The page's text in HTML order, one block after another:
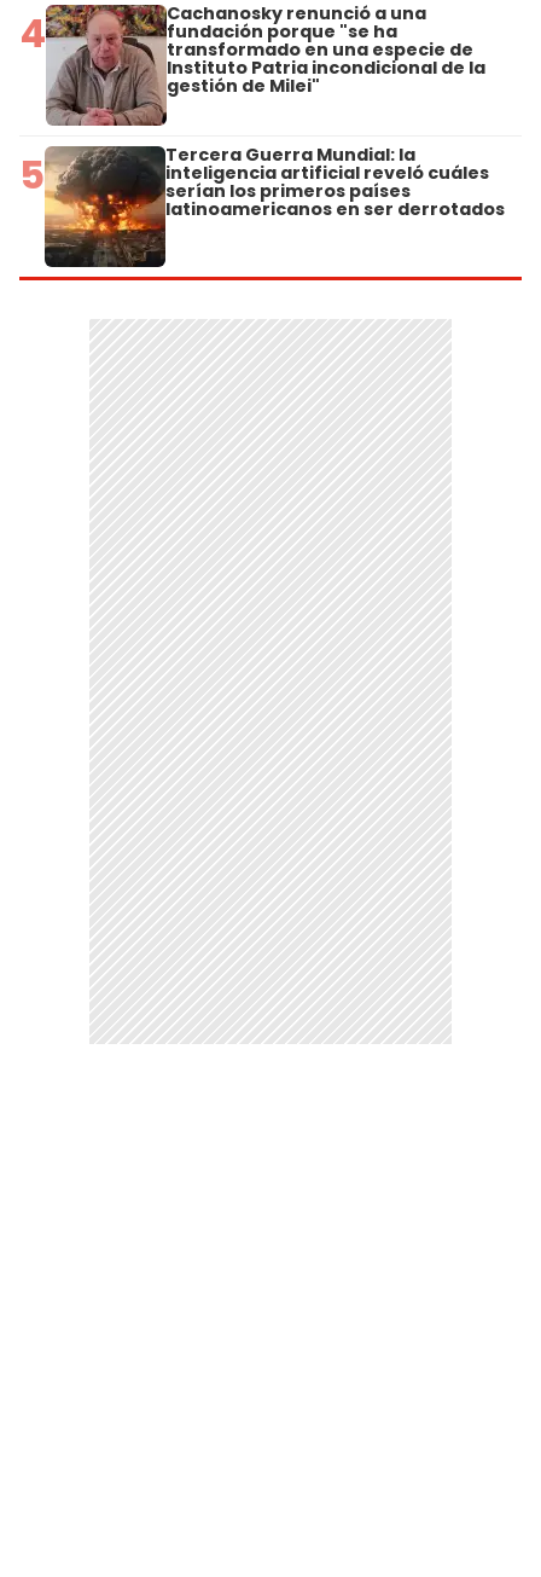
4 Cachanosky renunció a una
fundación porque "se ha
transformado en una especie de
Instituto Patria incondicional de la
gestión de Milei"
5 Tercera Guerra Mundial: la
inteligencia artificial reveló cuáles
serían los primeros países
latinoamericanos en ser derrotados